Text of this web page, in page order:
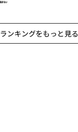
ランキングをもっと見る